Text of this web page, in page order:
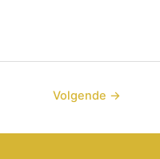
Volgende →